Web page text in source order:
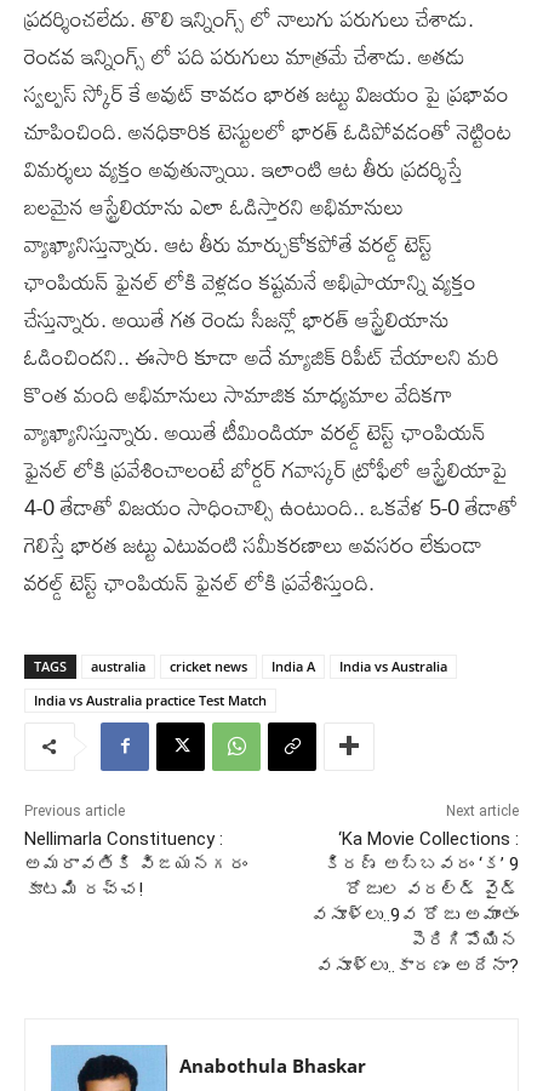
ప్రదర్శించలేదు. తొలి ఇన్నింగ్స్ లో నాలుగు పరుగులు చేశాడు.
రెండవ ఇన్నింగ్స్ లో పది పరుగులు మాత్రమే చేశాడు. అతడు
స్వల్పస్ స్కోర్ కే అవుట్ కావడం భారత జట్టు విజయం పై ప్రభావం
చూపించింది. అనధికారిక టెస్టులలో భారత్ ఓడిపోవడంతో నెట్టింట
విమర్శలు వ్యక్తం అవుతున్నాయి. ఇలాంటి ఆట తీరు ప్రదర్శిస్తే
బలమైన ఆస్ట్రేలియాను ఎలా ఓడిస్తారని అభిమానులు
వ్యాఖ్యానిస్తున్నారు. ఆట తీరు మార్చుకోకపోతే వరల్డ్ టెస్ట్
ఛాంపియన్ ఫైనల్ లోకి వెళ్లడం కష్టమనే అభిప్రాయాన్ని వ్యక్తం
చేస్తున్నారు. అయితే గత రెండు సీజన్లో భారత్ ఆస్ట్రేలియాను
ఓడించిందని.. ఈసారి కూడా అదే మ్యాజిక్ రిపీట్ చేయాలని మరి
కొంత మంది అభిమానులు సామాజిక మాధ్యమాల వేదికగా
వ్యాఖ్యానిస్తున్నారు. అయితే టీమిండియా వరల్డ్ టెస్ట్ ఛాంపియన్
ఫైనల్ లోకి ప్రవేశించాలంటే బోర్డర్ గవాస్కర్ ట్రోఫీలో ఆస్ట్రేలియాపై
4-0 తేడాతో విజయం సాధించాల్సి ఉంటుంది.. ఒకవేళ 5-0 తేడాతో
గెలిస్తే భారత జట్టు ఎటువంటి సమీకరణాలు అవసరం లేకుండా
వరల్డ్ టెస్ట్ ఛాంపియన్ ఫైనల్ లోకి ప్రవేశిస్తుంది.
TAGS australia cricket news India A
India vs Australia
India vs Australia practice Test Match
Previous article
Nellimarla Constituency :
అమరావతికి విజయనగరం
కూటమి రచ్చ!
Next article
‘Ka Movie Collections :
కిరణ్ అబ్బవరం ‘క’ 9
రోజుల వరల్డ్ వైడ్
వసూళ్లు..9వ రోజు అమాంతం
పెరిగిపోయిన
వసూళ్లు..కారణం అదేనా?
Anabothula Bhaskar